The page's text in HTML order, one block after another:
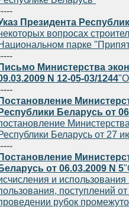
Президента
вопросах
парке
Министерства
N 12-05-03/1244"О
Беларусь от
Беларусь от 27
от 06.03.2009 N 5
и
поступлений
рубок